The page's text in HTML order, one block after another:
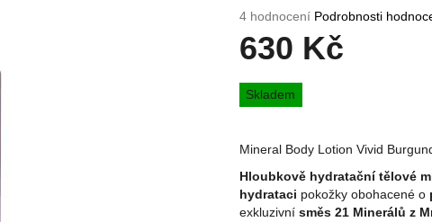
Průměrné
hodnocení
produktu
5,0
z
hvězdiček.
4 hodnocení Podrobnosti
630 Kč
Měrná
cena:
Skladem
Mineral Body Lotion Vivid
Hloubkově hydratační tělové
hydrataci pokožky obohacené o
exkluzivní směs 21 Minerálů z